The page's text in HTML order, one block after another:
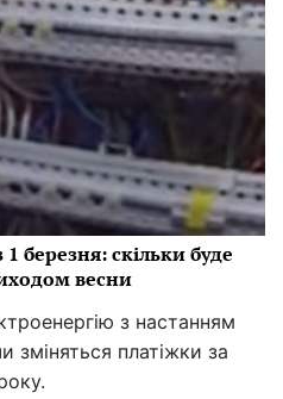
березня: скільки буде
весни
з настанням
зміняться платіжки за